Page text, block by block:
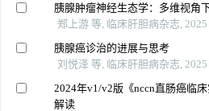
胰腺肿瘤神经生态学：多维视角
郑上游 等, 临床肝胆病杂志, 2025
胰腺癌诊治的进展与思考
刘悦泽 等, 临床肝胆病杂志, 2025
2024年v1/v2版《nccn直肠癌临
解读